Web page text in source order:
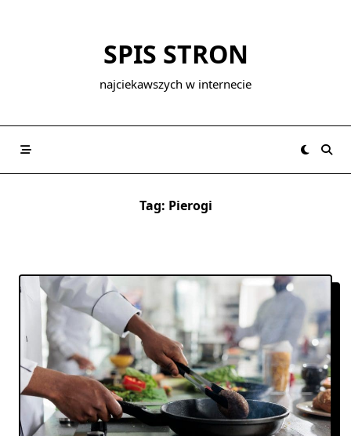
SPIS STRON
najciekawszych w internecie
Tag: Pierogi